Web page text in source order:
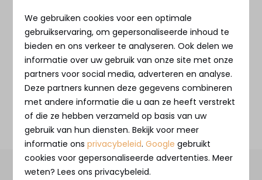
Residentie Nieuw Loosdrecht
Prijslijst aanvragen
We gebruiken cookies voor een optimale
gebruikservaring, om gepersonaliseerde inhoud te
bieden en ons verkeer te analyseren. Ook delen we
informatie over uw gebruik van onze site met onze
partners voor social media, adverteren en analyse.
Deze partners kunnen deze gegevens combineren
met andere informatie die u aan ze heeft verstrekt
of die ze hebben verzameld op basis van uw
gebruik van hun diensten. Bekijk voor meer
informatie onsprivacybeleid.Google gebruikt
cookies voor gepersonaliseerde advertenties. Meer
weten? Lees ons privacybeleid.